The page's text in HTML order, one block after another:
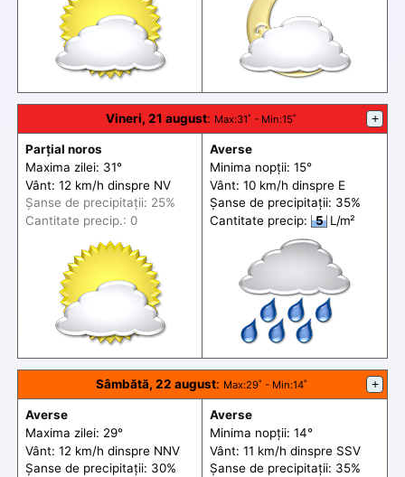
Vineri, 21 august: Max:31˚ - Min:15˚ +
Parțial noros
Maxima zilei: 31°
Vânt: 12 km/h dinspre NV
Șanse de precipitații: 25%
Cantitate precip.: 0
Averse
Minima nopții: 15°
Vânt: 10 km/h dinspre E
Șanse de precipitații: 35%
Cantitate precip:
5 L/m²
Sâmbătă, 22 august: Max:29˚ - Min:14˚ +
Averse
Maxima zilei: 29°
Vânt: 12 km/h dinspre NNV
Șanse de precipitații: 30%
Averse
Minima nopții: 14°
Vânt: 11 km/h dinspre SSV
Șanse de precipitații: 35%